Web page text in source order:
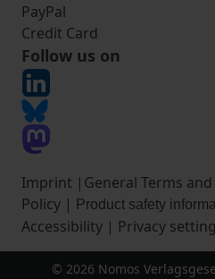
PayPal
Credit Card
Follow us on
Imprint | General Terms
Policy | Product safety
Accessibility | Privacy
© 2026 Nomos